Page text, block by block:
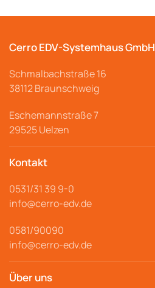
Cerro EDV-Systemhaus GmbH
Schmalbachstraße16
38112 Braunschweig
Eschemannstraße 7
29525 Uelzen
Kontakt
0531/31 39 9-0
info@cerro-edv.de
0581/90090
info@cerro-edv.de
Über uns